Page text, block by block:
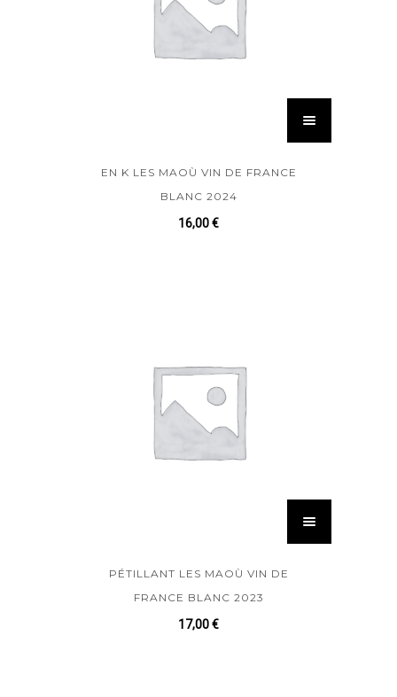
EN K LES MAOÙ VIN DE FRANCE
BLANC 2024
16,00€
PÉTILLANT LES MAOÙ VIN DE
FRANCE BLANC 2023
17,00€